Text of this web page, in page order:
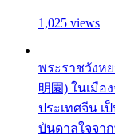
1,025 views
พระราชวังหย
明園) ในเมือ
ประเทศจีน เ
บันดาลใจจาก